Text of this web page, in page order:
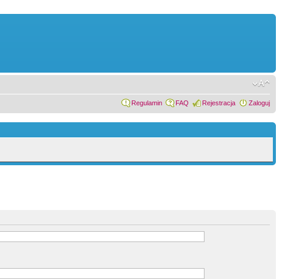
Regulamin FAQ Rejestracja Zaloguj